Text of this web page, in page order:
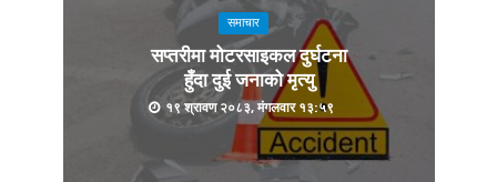
समाचार
सप्तरीमा मोटरसाइकल दुर्घटना
हुँदा दुई जनाको मृत्यु
१९ श्रावण २०८३, मंगलवार १३:५९